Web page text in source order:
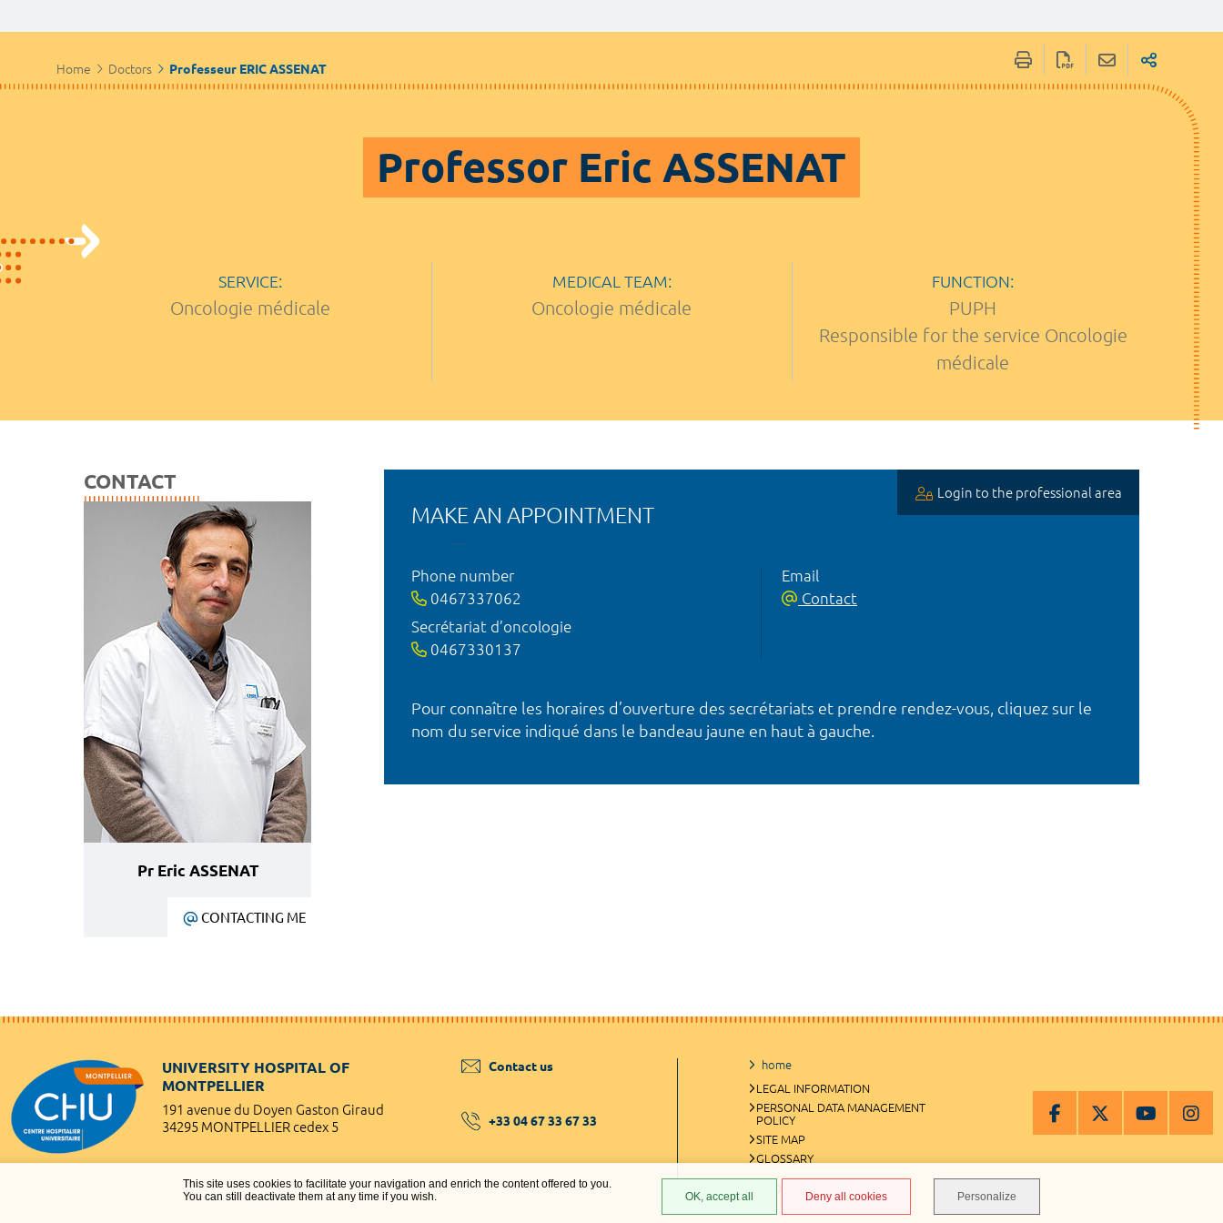
This site uses cookies to facilitate your navigation and enrich the content offered to you.
You can still deactivate them at any time if you wish.
OK, accept all Deny all cookies Personalize
Home Doctors Professeur ERIC ASSENAT
Professor Eric ASSENAT
SERVICE:
Oncologie médicale
MEDICAL TEAM:
Oncologie médicale
FUNCTION:
PUPH
Responsible for the service Oncologie
médicale
CONTACT
Pr Eric ASSENAT
CONTACTING ME
MAKE AN APPOINTMENT
Login to the professional area
Phone number
0467337062
Secrétariat d’oncologie
0467330137
Email
Contact
Pour connaître les horaires d’ouverture des secrétariats et prendre rendez-vous, cliquez sur le
nom du service indiqué dans le bandeau jaune en haut à gauche.
UNIVERSITY HOSPITAL OF
MONTPELLIER
191 avenue du Doyen Gaston Giraud
34295 MONTPELLIER cedex 5
Contact us
+33 04 67 33 67 33
home
LEGAL INFORMATION
PERSONAL DATA MANAGEMENT
POLICY
SITE MAP
GLOSSARY
COOKIES MANAGEMENT